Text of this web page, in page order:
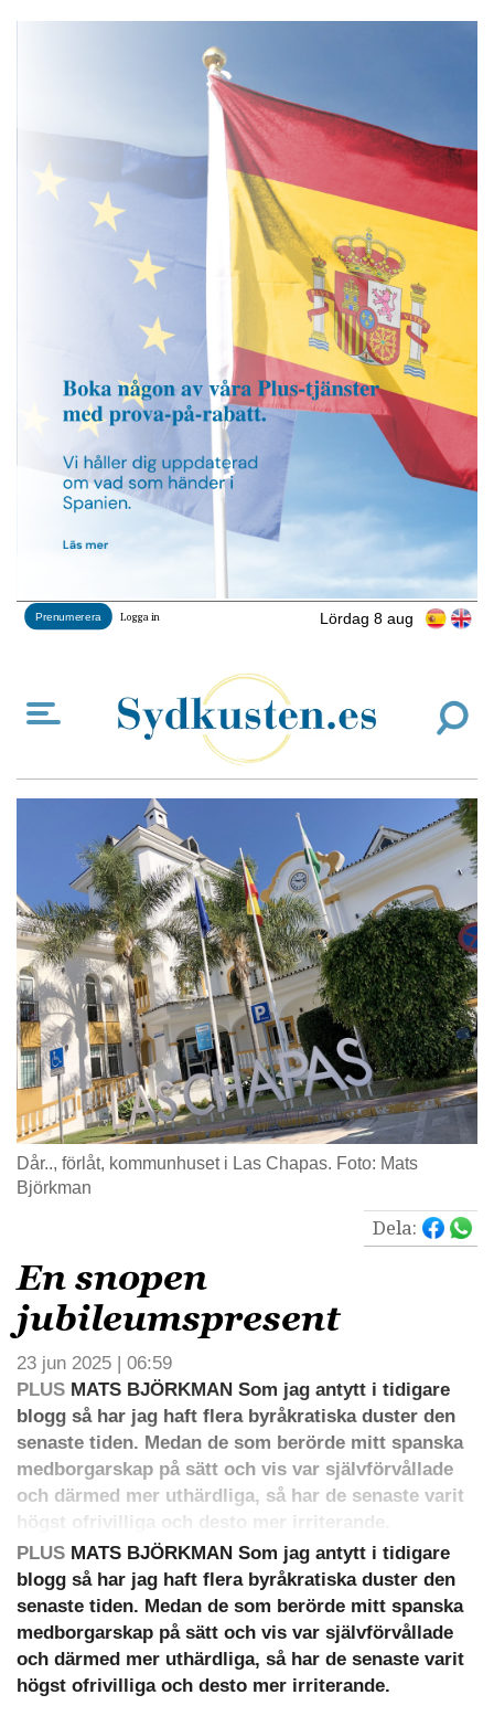
Lördag 8 aug
Prenumerera Logga in
Dår.., förlåt, kommunhuset i Las Chapas. Foto: Mats
Björkman
Dela:
En snopen
jubileumspresent
23 jun 2025 | 06:59
PLUS MATS BJÖRKMAN Som jag antytt i tidigare
blogg så har jag haft flera byråkratiska duster den
senaste tiden. Medan de som berörde mitt spanska
medborgarskap på sätt och vis var självförvållade
och därmed mer uthärdliga, så har de senaste varit
högst ofrivilliga och desto mer irriterande.
PLUS MATS BJÖRKMAN Som jag antytt i tidigare
blogg så har jag haft flera byråkratiska duster den
senaste tiden. Medan de som berörde mitt spanska
medborgarskap på sätt och vis var självförvållade
och därmed mer uthärdliga, så har de senaste varit
högst ofrivilliga och desto mer irriterande.